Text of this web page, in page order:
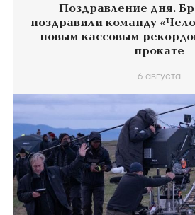
Поздравление дня.
поздравили команду
новым кассовым
прокате
6 августа